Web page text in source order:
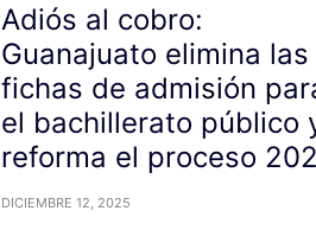
Adiós al cobro:
Guanajuato elimina las
fichas de admisión
el bachillerato público
reforma el proceso
DICIEMBRE 12, 2025